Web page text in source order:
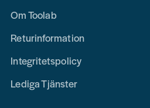
Om Toolab
Returinformation
Integritetspolicy
Lediga Tjänster